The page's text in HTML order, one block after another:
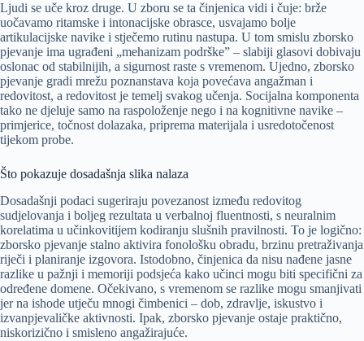
Ljudi se uče kroz druge. U zboru se ta činjenica vidi i čuje: brže
uočavamo ritamske i intonacijske obrasce, usvajamo bolje
artikulacijske navike i stječemo rutinu nastupa. U tom smislu zborsko
pjevanje ima ugrađeni „mehanizam podrške” – slabiji glasovi dobivaju
oslonac od stabilnijih, a sigurnost raste s vremenom. Ujedno, zborsko
pjevanje gradi mrežu poznanstava koja povećava angažman i
redovitost, a redovitost je temelj svakog učenja. Socijalna komponenta
tako ne djeluje samo na raspoloženje nego i na kognitivne navike –
primjerice, točnost dolazaka, priprema materijala i usredotočenost
tijekom probe.
Što pokazuje dosadašnja slika nalaza
Dosadašnji podaci sugeriraju povezanost između redovitog
sudjelovanja i boljeg rezultata u verbalnoj fluentnosti, s neuralnim
korelatima u učinkovitijem kodiranju slušnih pravilnosti. To je logično:
zborsko pjevanje stalno aktivira fonološku obradu, brzinu pretraživanja
riječi i planiranje izgovora. Istodobno, činjenica da nisu nađene jasne
razlike u pažnji i memoriji podsjeća kako učinci mogu biti specifični za
određene domene. Očekivano, s vremenom se razlike mogu smanjivati
jer na ishode utječu mnogi čimbenici – dob, zdravlje, iskustvo i
izvanpjevaličke aktivnosti. Ipak, zborsko pjevanje ostaje praktično,
niskorizično i smisleno angažirajuće.